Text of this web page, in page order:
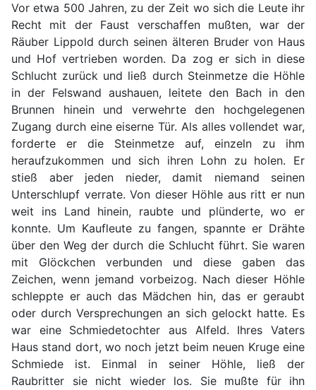
Vor etwa 500 Jahren, zu der Zeit wo sich die Leute ihr
Recht mit der Faust verschaffen mußten, war der
Räuber Lippold durch seinen älteren Bruder von Haus
und Hof vertrieben worden. Da zog er sich in diese
Schlucht zurück und ließ durch Steinmetze die Höhle
in der Felswand aushauen, leitete den Bach in den
Brunnen hinein und verwehrte den hochgelegenen
Zugang durch eine eiserne Tür. Als alles vollendet war,
forderte er die Steinmetze auf, einzeln zu ihm
heraufzukommen und sich ihren Lohn zu holen. Er
stieß aber jeden nieder, damit niemand seinen
Unterschlupf verrate. Von dieser Höhle aus ritt er nun
weit ins Land hinein, raubte und plünderte, wo er
konnte. Um Kaufleute zu fangen, spannte er Drähte
über den Weg der durch die Schlucht führt. Sie waren
mit Glöckchen verbunden und diese gaben das
Zeichen, wenn jemand vorbeizog. Nach dieser Höhle
schleppte er auch das Mädchen hin, das er geraubt
oder durch Versprechungen an sich gelockt hatte. Es
war eine Schmiedetochter aus Alfeld. Ihres Vaters
Haus stand dort, wo noch jetzt beim neuen Kruge eine
Schmiede ist. Einmal in seiner Höhle, ließ der
Raubritter sie nicht wieder los. Sie mußte für ihn